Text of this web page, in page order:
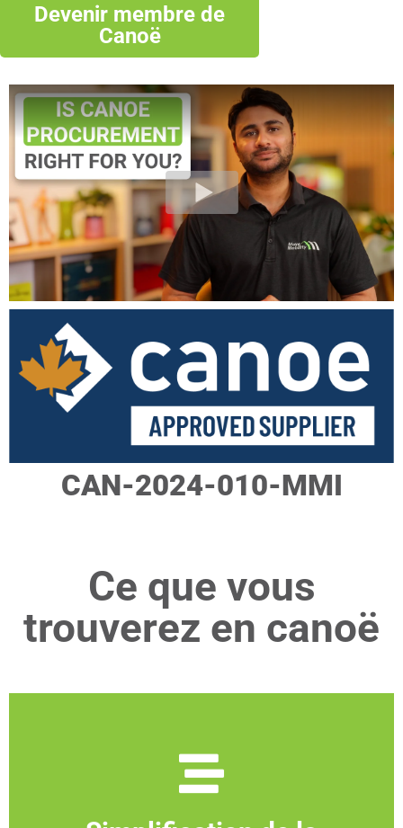
Devenir membre de
Canoë
CAN-2024-010-MMI
Ce que vous
trouverez en canoë
Une procédure concurrentielle
conforme aux règles du secteur public a
déjà été menée à bien pour vous. Il vous